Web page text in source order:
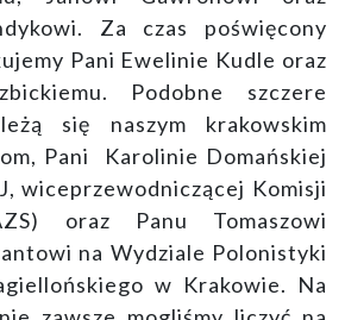
Za czas poświęcony
Pani Ewelinie Kudle oraz
Podobne szczere
się naszym krakowskim
Pani Karolinie Domańskiej
wiceprzewodniczącej Komisji
oraz Panu Tomaszowi
na Wydziale Polonistyki
w Krakowie. Na